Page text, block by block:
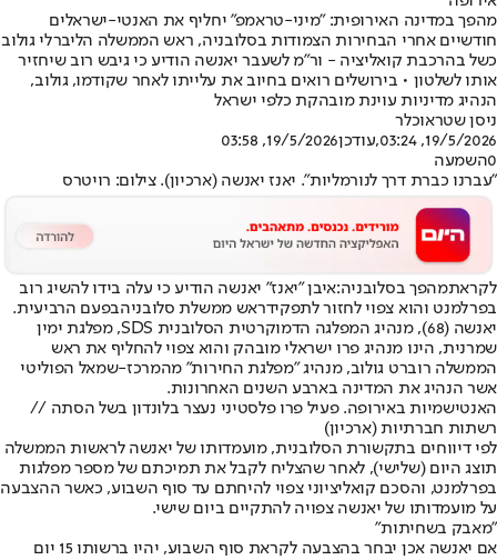
מהפך במדינה האירופית: "מיני-טראמפ" יחליף את האנטי-ישראלים
חודשיים אחרי הבחירות הצמודות בסלובניה, ראש הממשלה הליברלי גולוב
כשל בהרכבת קואליציה - ור"מ לשעבר יאנשה הודיע כי גיבש רוב שיחזיר
אותו לשלטון • בירושלים רואים בחיוב את עלייתו לאחר שקודמו, גולוב,
הנהיג מדיניות עוינת מובהקת כלפי ישראל
ניסן שטראוכלר
19/5/2026, 03:24
,עודכן19/5/2026, 03:58
0השמעה
"עברנו כברת דרך לנורמליות". יאנז יאנשה (ארכיון). צילום: רויטרס
לקראתמהפך בסלובניה:איבן "יאנז" יאנשה הודיע כי עלה בידו להשיג רוב
בפרלמנט והוא צפוי לחזור לתפקידראש ממשלת סלובניהבפעם הרביעית.
יאנשה (68), מנהיג המפלגה הדמוקרטית הסלובנית SDS, מפלגת ימין
שמרנית, הינו מנהיג פרו ישראלי מובהק והוא צפוי להחליף את ראש
הממשלה רוברט גולוב, מנהיג "מפלגת החירות" מהמרכז-שמאל הפוליטי
אשר הנהיג את המדינה בארבע השנים האחרונות.
האנטישמיות באירופה. פעיל פרו פלסטיני נעצר בלונדון בשל הסתה //
רשתות חברתיות (ארכיון)
לפי דיווחים בתקשורת הסלובנית, מועמדותו של יאנשה לראשות הממשלה
תוצג היום (שלישי), לאחר שהצליח לקבל את תמיכתם של מספר מפלגות
בפרלמנט, והסכם קואליציוני צפוי להיחתם עד סוף השבוע, כאשר ההצבעה
על מועמדותו של יאנשה צפויה להתקיים ביום שישי.
"מאבק בשחיתות"
אם יאנשה אכן יבחר בהצבעה לקראת סוף השבוע, יהיו ברשותו 15 יום